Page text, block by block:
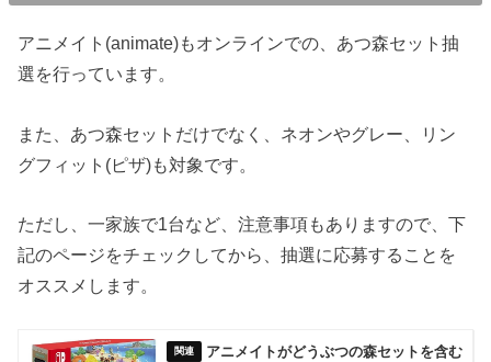
アニメイト(animate)もオンラインでの、あつ森セット抽
選を行っています。
また、あつ森セットだけでなく、ネオンやグレー、リン
グフィット(ピザ)も対象です。
ただし、一家族で1台など、注意事項もありますので、下
記のページをチェックしてから、抽選に応募することを
オススメします。
アニメイトがどうぶつの森セットを含む